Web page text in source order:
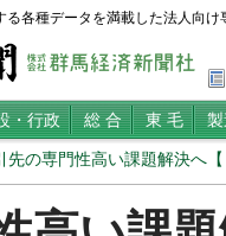
各種データを満載した法人向け
・行政 総 合 東 毛
先の専門性高い課題解決へ